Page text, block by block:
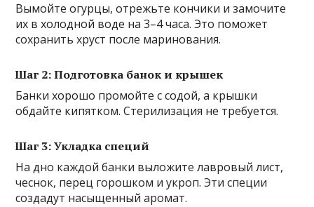
Вымойте огурцы, отрежьте кончики и замочите
их в холодной воде на 3–4 часа. Это поможет
сохранить хруст после маринования.
Шаг 2: Подготовка банок и крышек
Банки хорошо промойте с содой, а крышки
обдайте кипятком. Стерилизация не требуется.
Шаг 3: Укладка специй
На дно каждой банки выложите лавровый лист,
чеснок, перец горошком и укроп. Эти специи
создадут насыщенный аромат.